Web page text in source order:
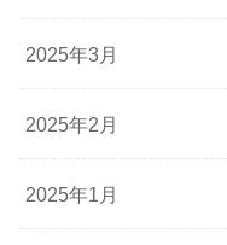
2025年3月
2025年2月
2025年1月